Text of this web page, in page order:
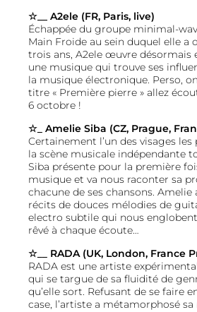
☆__ A2ele (FR, Paris, live)
Échappée du groupe minimal-
Main Froide au sein duquel elle a
trois ans, A2ele œuvre désormais
une musique qui trouve ses
la musique électronique. Perso,
titre « Première pierre » allez
6 octobre !
☆
Amelie Siba (CZ, Prague,
Certainement l’un des visages
la scène musicale indépendante
Siba présente pour la première
musique et va nous raconter sa
chacune de ses chansons.
récits de douces mélodies de
electro subtile qui nous
rêvé à chaque écoute…
☆
RADA (UK, London, France
RADA est une artiste
qui se targue de sa fluidité de
qu’elle sort. Refusant de se faire
case, l’artiste a métamorphosé